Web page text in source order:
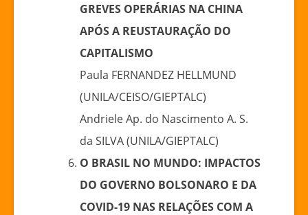
GREVES OPERÁRIAS NA CHINA
APÓS A REUSTAURAÇÃO DO
CAPITALISMO
Paula FERNANDEZ HELLMUND
(UNILA/CEISO/GIEPTALC)
Andriele Ap. do Nascimento A. S.
da SILVA (UNILA/GIEPTALC)
O BRASIL NO MUNDO: IMPACTOS
DO GOVERNO BOLSONARO E DA
COVID-19 NAS RELAÇÕES COM A